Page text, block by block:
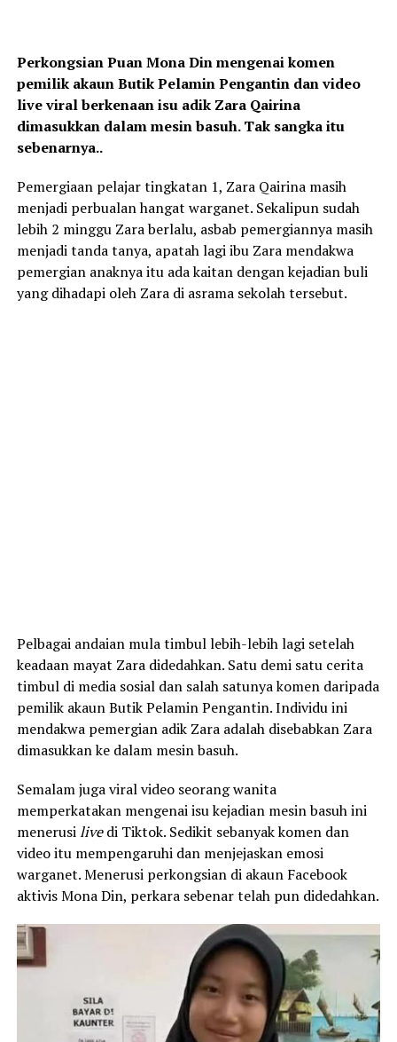
Perkongsian Puan Mona Din mengenai komen
pemilik akaun Butik Pelamin Pengantin dan video
live viral berkenaan isu adik Zara Qairina
dimasukkan dalam mesin basuh. Tak sangka itu
sebenarnya..
Pemergiaan pelajar tingkatan 1, Zara Qairina masih
menjadi perbualan hangat warganet. Sekalipun sudah
lebih 2 minggu Zara berlalu, asbab pemergiannya masih
menjadi tanda tanya, apatah lagi ibu Zara mendakwa
pemergian anaknya itu ada kaitan dengan kejadian buli
yang dihadapi oleh Zara di asrama sekolah tersebut.
Pelbagai andaian mula timbul lebih-lebih lagi setelah
keadaan mayat Zara didedahkan. Satu demi satu cerita
timbul di media sosial dan salah satunya komen daripada
pemilik akaun Butik Pelamin Pengantin. Individu ini
mendakwa pemergian adik Zara adalah disebabkan Zara
dimasukkan ke dalam mesin basuh.
Semalam juga viral video seorang wanita
memperkatakan mengenai isu kejadian mesin basuh ini
menerusilivedi Tiktok. Sedikit sebanyak komen dan
video itu mempengaruhi dan menjejaskan emosi
warganet. Menerusi perkongsian di akaun Facebook
aktivis Mona Din, perkara sebenar telah pun didedahkan.